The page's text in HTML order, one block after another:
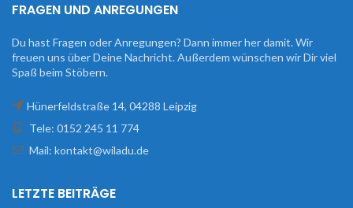
FRAGEN UND ANREGUNGEN
Du hast Fragen oder Anregungen? Dann immer her damit. Wir
freuen uns über Deine Nachricht. Außerdem wünschen wir Dir viel
Spaß beim Stöbern.
Hünerfeldstraße 14, 04288 Leipzig
Tele: 0152 245 11 774
Mail: kontakt@wiladu.de
LETZTE BEITRÄGE